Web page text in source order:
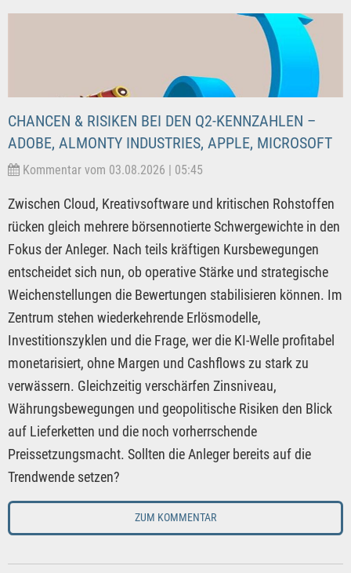
CHANCEN & RISIKEN BEI DEN Q2-KENNZAHLEN –
ADOBE, ALMONTY INDUSTRIES, APPLE, MICROSOFT
Kommentar vom 03.08.2026 | 05:45
Zwischen Cloud, Kreativsoftware und kritischen Rohstoffen
rücken gleich mehrere börsennotierte Schwergewichte in den
Fokus der Anleger. Nach teils kräftigen Kursbewegungen
entscheidet sich nun, ob operative Stärke und strategische
Weichenstellungen die Bewertungen stabilisieren können. Im
Zentrum stehen wiederkehrende Erlösmodelle,
Investitionszyklen und die Frage, wer die KI-Welle profitabel
monetarisiert, ohne Margen und Cashflows zu stark zu
verwässern. Gleichzeitig verschärfen Zinsniveau,
Währungsbewegungen und geopolitische Risiken den Blick
auf Lieferketten und die noch vorherrschende
Preissetzungsmacht. Sollten die Anleger bereits auf die
Trendwende setzen?
ZUM KOMMENTAR